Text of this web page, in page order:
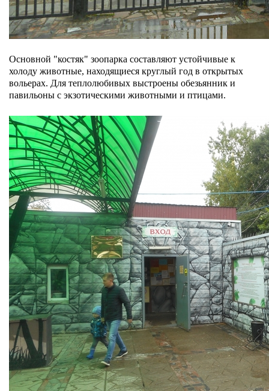
Основной "костяк" зоопарка составляют устойчивые к
холоду животные, находящиеся круглый год в открытых
вольерах. Для теплолюбивых выстроены обезьянник и
павильоны с экзотическими животными и птицами.